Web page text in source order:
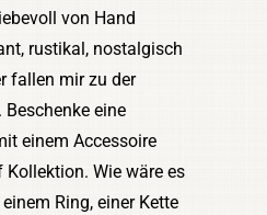
von Hand
rustikal, nostalgisch
fallen mir zu der
eine
einem Accessoire
Kollektion. Wie wäre es
Ring, einer Kette